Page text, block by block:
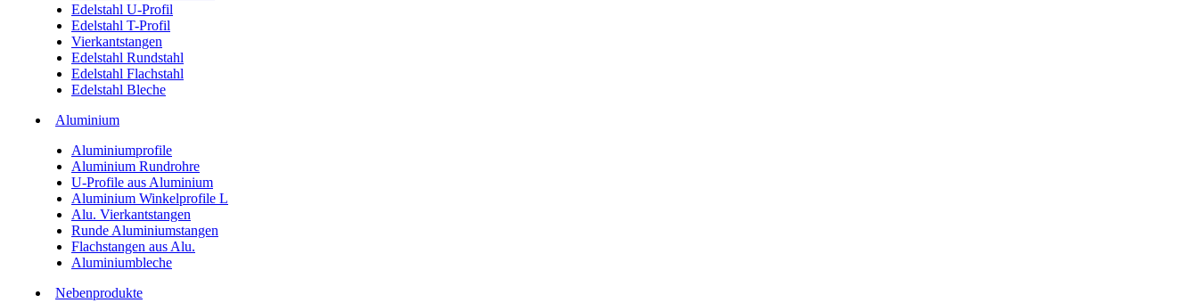
Edelstahl U-Profil
Edelstahl T-Profil
Vierkantstangen
Edelstahl Rundstahl
Edelstahl Flachstahl
Edelstahl Bleche
Aluminium
Aluminiumprofile
Aluminium Rundrohre
U-Profile aus Aluminium
Aluminium Winkelprofile L
Alu. Vierkantstangen
Runde Aluminiumstangen
Flachstangen aus Alu.
Aluminiumbleche
Nebenprodukte